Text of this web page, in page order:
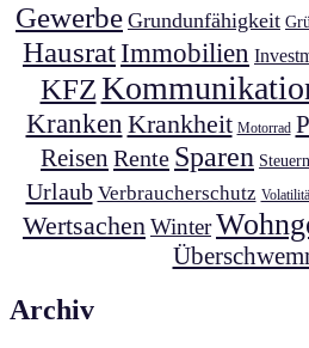
Gewerbe Grundunfähigkeit
HausratImmobilien
KFZ
Kranken Krankheit Motorrad
Reisen Rente Sparen Steuern
Urlaub Verbraucherschutz
WertsachenWinter
Archiv